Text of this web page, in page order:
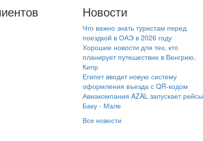
Новости
Что важно знать туристам перед
поездкой в ОАЭ в 2026 году
Хорошие новости для тех, кто
планирует путешествие в Венгрию,
Кипр
Египет вводит новую систему
оформления въезда с QR-кодом
Авиакомпания AZAL запускает рейсы
Баку - Мале
Все новости